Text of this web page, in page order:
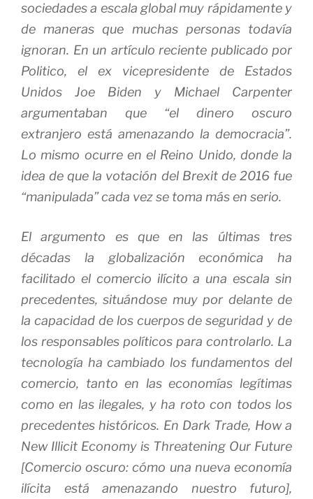
sociedades a escala global muy rápidamente y
de maneras que muchas personas todavía
ignoran. En un artículo reciente publicado por
Politico, el ex vicepresidente de Estados
Unidos Joe Biden y Michael Carpenter
argumentaban que “el dinero oscuro
extranjero está amenazando la democracia”.
Lo mismo ocurre en el Reino Unido, donde la
idea de que la votación del Brexit de 2016 fue
“manipulada” cada vez se toma más en serio.
El argumento es que en las últimas tres
décadas la globalización económica ha
facilitado el comercio ilícito a una escala sin
precedentes, situándose muy por delante de
la capacidad de los cuerpos de seguridad y de
los responsables políticos para controlarlo. La
tecnología ha cambiado los fundamentos del
comercio, tanto en las economías legítimas
como en las ilegales, y ha roto con todos los
precedentes históricos. En Dark Trade, How a
New Illicit Economy is Threatening Our Future
[Comercio oscuro: cómo una nueva economía
ilícita está amenazando nuestro futuro],